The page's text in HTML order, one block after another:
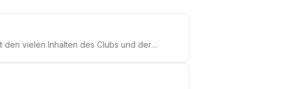
vielen Inhalten des Clubs und der